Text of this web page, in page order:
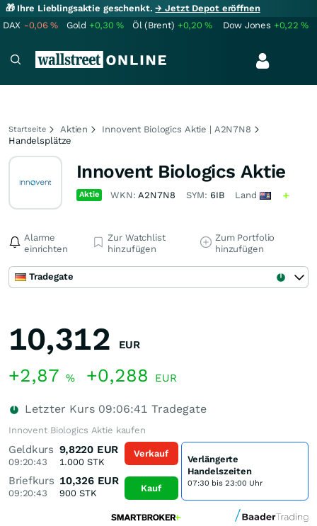
🎁 Ihre Lieblingsaktie geschenkt.→ Jetzt Depot eröffnen
DAX -0,06% Gold +0,30% Öl (Brent) +0,20% Dow Jones +0,22%
Startseite Aktien
Innovent Biologics Aktie | A2N7N8
Handelsplätze
Innovent Biologics Aktie
Aktie WKN:A2N7N8 SYM: 6IB Land
Alarme
einrichten
Zur Watchlist
hinzufügen
Zum Portfolio
hinzufügen
Tradegate
10,312 EUR
+2,87 % +0,288 EUR
Letzter Kurs 09:06:41 Tradegate
Innovent Biologics Aktie kaufen
Geldkurs
09:20:43
9,8220 EUR
1.000STK
Briefkurs
09:20:43
10,326 EUR
900STK
Verkauf
Kauf
Verlängerte
Handelszeiten
07:30 bis 23:00 Uhr